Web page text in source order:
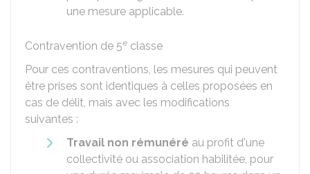
une mesure applicable.
Contravention de 5e classe
Pour ces contraventions, les mesures qui peuvent
être prises sont identiques à celles proposées en
cas de délit, mais avec les modifications
suivantes :
Travail non rémunéré au profit d'une
collectivité ou association habilitée, pour